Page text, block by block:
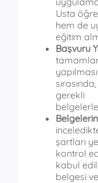
Usta
hem de
eğitim
Başvuru
gerekli
şartları
kontrol
kabul
belgesi